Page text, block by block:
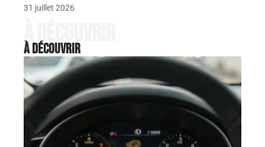
31 juillet 2026
À découvrir
À découvrir